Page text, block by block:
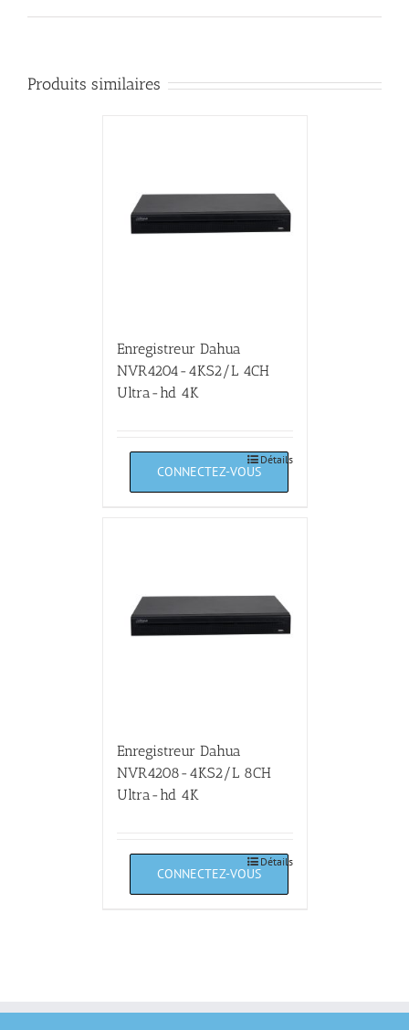
Produits similaires
Enregistreur Dahua
NVR4204-4KS2/L 4CH
Ultra-hd 4K
Détails
Enregistreur Dahua
NVR4208-4KS2/L 8CH
Ultra-hd 4K
Détails